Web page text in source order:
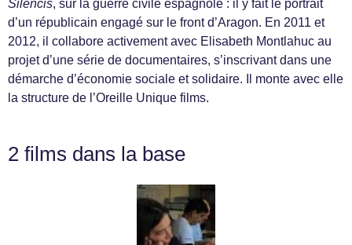
Silencis, sur la guerre civile espagnole : il y fait le portrait
d’un républicain engagé sur le front d’Aragon. En 2011 et
2012, il collabore activement avec Elisabeth Montlahuc au
projet d’une série de documentaires, s’inscrivant dans une
démarche d’économie sociale et solidaire. Il monte avec elle
la structure de l’Oreille Unique films.
2 films dans la base